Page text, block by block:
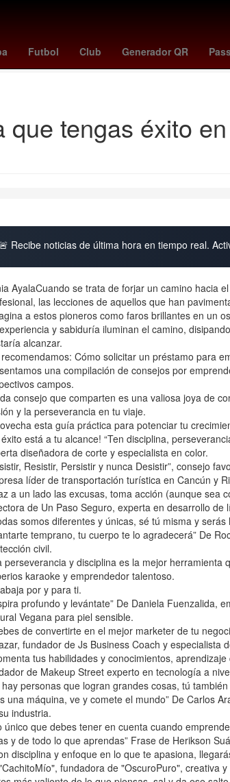
Futbol Club Generador QR
maxime estève barcelona - espanyol
- frankfurt
tengas éxito
Recibe noticias de última hora en tiempo real.
AyalaCuando se trata de forjar un camino hacia
las lecciones de aquellos que han
a estos pioneros como faros brillantes en un
y sabiduría iluminan el camino,
alcanzar.
Cómo solicitar un préstamo para
una compilación de consejos por
campos.
consejo que comparten es una valiosa joya de
y la perseverancia en tu viaje.
esta guía práctica para potenciar tu
éxito está a tu alcance! “Ten disciplina,
diseñadora de corte y especialista en color.
Resistir, Persistir y nunca Desistir”, consejo
líder de transportación turística en Cancún y
a un lado las excusas, toma acción (aunque sea
de Un Paso Seguro, experta en desarrollo
somos diferentes y únicas, sé tú misma y
temprano, tu cuerpo te lo agradecerá” De
civil.
perseverancia y disciplina es la mejor herramienta
karaoke y emprendedor talentoso.
por y para ti.
profundo y levántate” De Daniela Fuenzalida,
Vegana para piel sensible.
de convertirte en el mejor marketer de tu
fundador de Js Business Coach y especialista
tus habilidades y conocimientos,
de Makeup Street experto en tecnología a
hay personas que logran grandes cosas, tú
una máquina, ve y comete el mundo” De Carlos
industria.
único que debes tener en cuenta cuando
y de todo lo que aprendas” Frase de Herikson
disciplina y enfoque en lo que te apasiona,
fundadora de "OscuroPuro", creativa